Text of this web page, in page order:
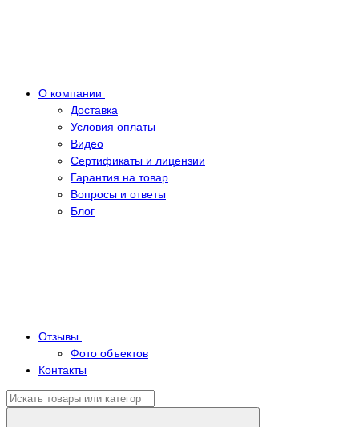
О компании
Доставка
Условия оплаты
Видео
Сертификаты и лицензии
Гарантия на товар
Вопросы и ответы
Блог
Отзывы
Фото объектов
Контакты